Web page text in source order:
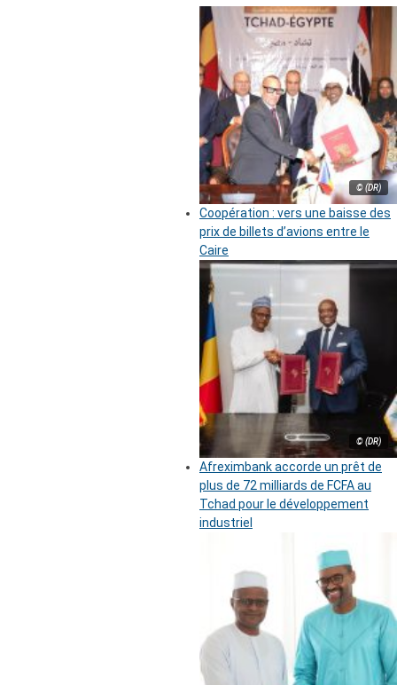
© (DR)
Coopération : vers une baisse des
prix de billets d’avions entre le
Caire
© (DR)
Afreximbank accorde un prêt de
plus de 72 milliards de FCFA au
Tchad pour le développement
industriel